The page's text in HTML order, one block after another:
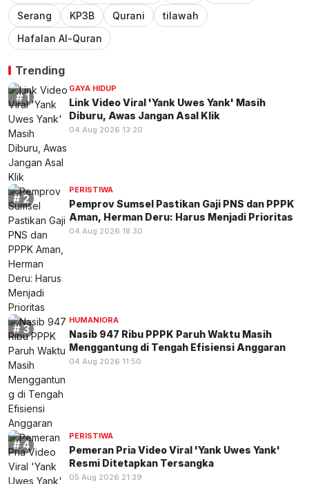
Serang
KP3B Qurani
tilawah
Hafalan Al-Quran
Trending
GAYA HIDUP
Link Video Viral 'Yank Uwes Yank' Masih
Diburu, Awas Jangan Asal Klik
04 Aug 2026 13:20
PERISTIWA
Pemprov Sumsel Pastikan Gaji PNS dan PPPK
Aman, Herman Deru: Harus Menjadi Prioritas
04 Aug 2026 18:30
HUMANIORA
Nasib 947 Ribu PPPK Paruh Waktu Masih
Menggantung di Tengah Efisiensi Anggaran
04 Aug 2026 11:50
PERISTIWA
Pemeran Pria Video Viral 'Yank Uwes Yank'
Resmi Ditetapkan Tersangka
05 Aug 2026 21:39